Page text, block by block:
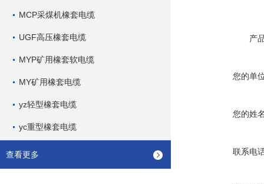
MCP采煤机橡套电缆
UGF高压橡套电缆
MYP矿用橡套软电缆
MY矿用橡套电缆
yz轻型橡套电缆
yc重型橡套电缆
查看更多
产
您的单
您的姓
联系电